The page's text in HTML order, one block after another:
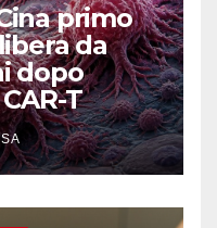
primo
da
dopo
T